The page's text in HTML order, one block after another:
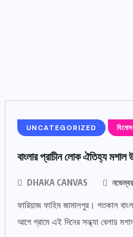
UNCATEGORIZED
বাংলার প্রাচীন লোক ঐতিহ্য মশাল
DHAKA CANVAS
ফারিয়াজ ফাহিম জামালপুর। গতকাল
আগে গ্রামে এই দিনের সন্ধ্যা বেলায়